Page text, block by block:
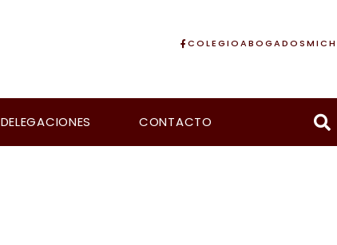
COLEGIOABOGADOSMICH
DELEGACIONES CONTACTO